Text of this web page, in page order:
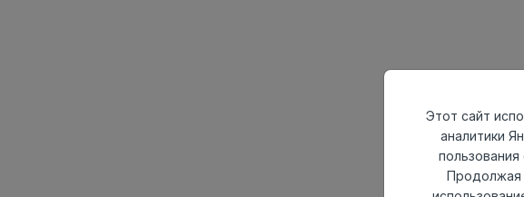
Этот сайт
аналитики
Продолжая